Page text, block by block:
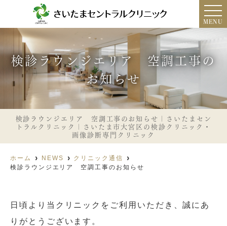
MENU
検診ラウンジエリア 空調工事の
お知らせ
検診ラウンジエリア 空調工事のお知らせ｜さいたまセン
トラルクリニック｜さいたま市大宮区の検診クリニック・
画像診断専門クリニック
ホーム NEWS
クリニック通信
検診ラウンジエリア 空調工事のお知らせ
日頃より当クリニックをご利用いただき、誠にあ
りがとうございます。